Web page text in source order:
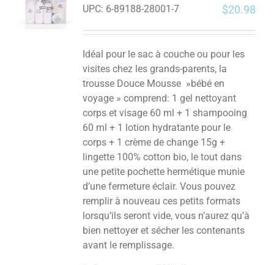
UPC: 6-89188-28001-7 $20.98
Idéal pour le sac à couche ou pour les
visites chez les grands-parents, la
trousse Douce Mousse »bébé en
voyage » comprend: 1 gel nettoyant
corps et visage 60 ml + 1 shampooing
60 ml + 1 lotion hydratante pour le
corps + 1 crème de change 15g +
lingette 100% cotton bio, le tout dans
une petite pochette hermétique munie
d’une fermeture éclair. Vous pouvez
remplir à nouveau ces petits formats
lorsqu’ils seront vide, vous n’aurez qu’à
bien nettoyer et sécher les contenants
avant le remplissage.